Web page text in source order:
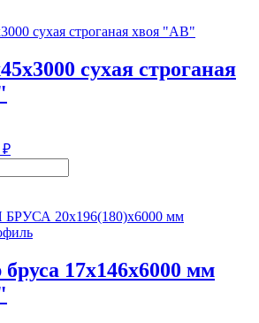
сухая строганая
₽
17х146х6000 мм